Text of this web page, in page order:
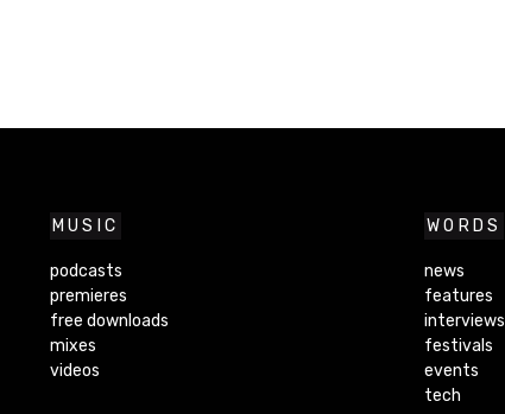
MUSIC
podcasts
premieres
free downloads
mixes
videos
WORDS
news
features
interviews
festivals
events
tech